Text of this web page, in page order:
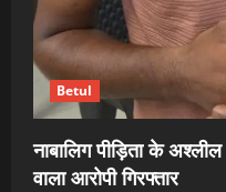
Betul
नाबालिग पीड़िता के
वाला आरोपी गिरफ्तार